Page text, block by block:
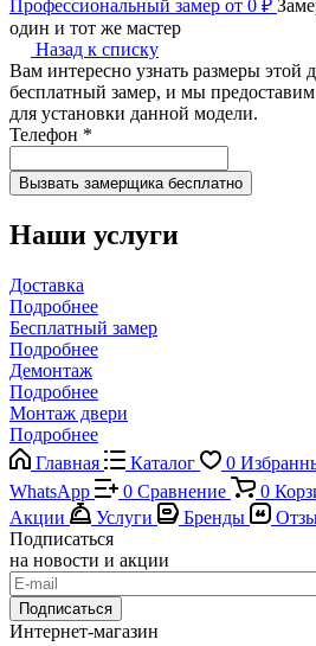
Профессиональный замер от 0 ₽
один и тот же мастер
Назад к списку
Вам интересно узнать размеры этой
бесплатный замер, и мы
для установки данной модели.
Телефон *
Наши услуги
Доставка
Подробнее
Бесплатный замер
Подробнее
Демонтаж
Подробнее
Монтаж двери
Подробнее
Главная
Каталог 0
WhatsApp
0 Сравнение 0
Акции
Услуги Бренды
Подписаться
на новости и акции
Подписаться
Интернет-магазин